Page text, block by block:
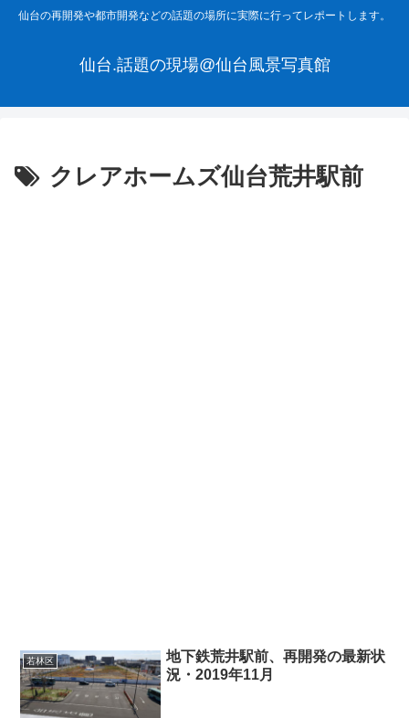
仙台の再開発や都市開発などの話題の場所に実際に行ってレポートします。
仙台.話題の現場@仙台風景写真館
クレアホームズ仙台荒井駅前
若林区
地下鉄荒井駅前、再開発の最新状
況・2019年11月